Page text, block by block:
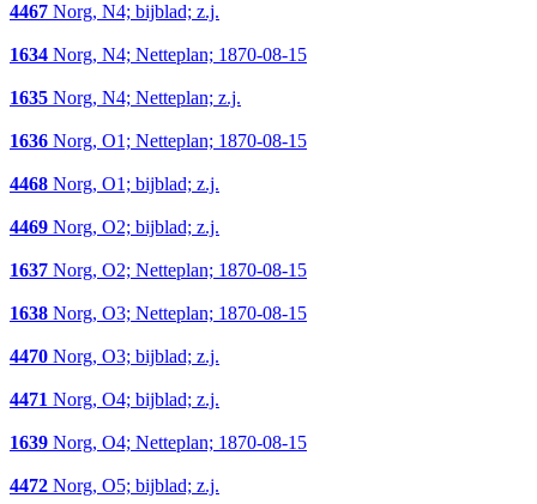
4467 Norg, N4; bijblad; z.j.
1634 Norg, N4; Netteplan; 1870-08-15
1635 Norg, N4; Netteplan; z.j.
1636 Norg, O1; Netteplan; 1870-08-15
4468 Norg, O1; bijblad; z.j.
4469 Norg, O2; bijblad; z.j.
1637 Norg, O2; Netteplan; 1870-08-15
1638 Norg, O3; Netteplan; 1870-08-15
4470 Norg, O3; bijblad; z.j.
4471 Norg, O4; bijblad; z.j.
1639 Norg, O4; Netteplan; 1870-08-15
4472 Norg, O5; bijblad; z.j.